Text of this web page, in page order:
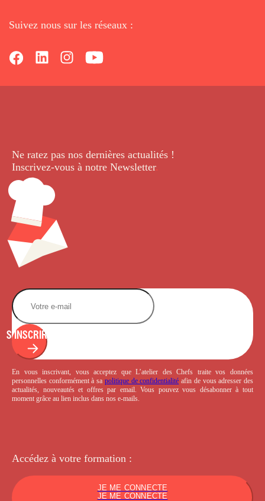
Suivez nous sur les réseaux :
Ne ratez pas nos dernières actualités !
Inscrivez-vous à notre Newsletter.
S'INSCRIRE
En vous inscrivant, vous acceptez que L’atelier des Chefs traite vos données
personnelles conformément à sa politique de confidentialité afin de vous adresser des
actualités, nouveautés et offres par email. Vous pouvez vous désabonner à tout
moment grâce au lien inclus dans nos e-mails.
Accédez à votre formation :
JE ME CONNECTE
JE ME CONNECTE